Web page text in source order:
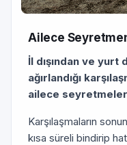
Ailece
İl dışından ve yurt
ağırlandığı
ailece
Karşılaşmaların
kısa süreli bindirip